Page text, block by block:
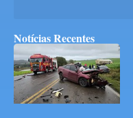
Notícias Recentes